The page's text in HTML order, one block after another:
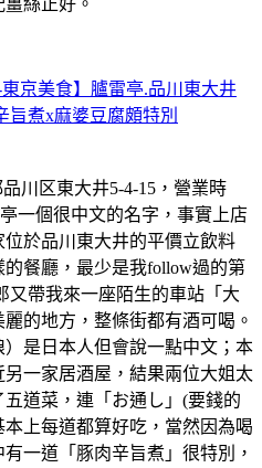
京美食】臚雷亭.品川東大井
旨煮x麻婆豆腐頗特別
川区東大井5-4-15，營業時
一個很中文的名字，事實上店
於品川東大井的平價立飲料
餐廳，最少是我follow過的第
又帶我來一座陌生的車站「大
的地方，整條街都有酒可喝。
是日本人但會說一點中文；本
一家居酒屋，結果兩位大姐太
道菜，連「お通し」(要錢的
上每道都算好吃，當然因為喝
一道「豚肉辛旨煮」很特別，